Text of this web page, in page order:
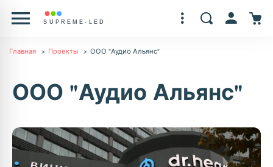
Главная Проекты ООО "Аудио Альянс"
ООО "Аудио Альянс"